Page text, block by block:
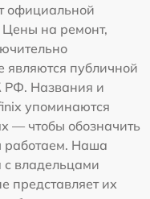
официальной
Цены на ремонт,
являются публичной
РФ. Названия и
упоминаются
— чтобы обозначить
работаем. Наша
владельцами
представляет их